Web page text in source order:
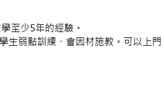
至少5年的經驗。
弱點訓練、會因材施教。可以上